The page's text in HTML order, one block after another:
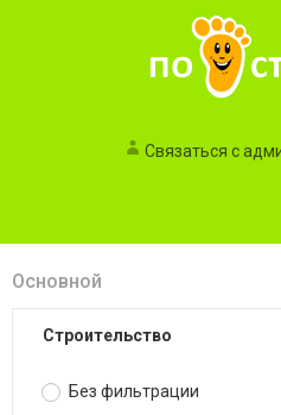
Связаться с
Основной
строительство
Без фильтрации